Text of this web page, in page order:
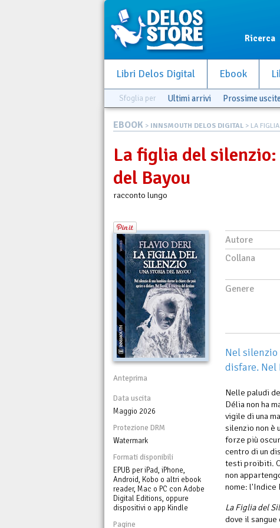
Ricerca
Libri Delos Digital Ebook
Sfoglia per Ultimi arrivi Prossime uscite
EBOOK > INNSMOUTH DELOS DIGITAL > LA
La figlia del
del Bayou
racconto lungo
Anteprima
Data uscita
Maggio 2026
Protezione DRM
Watermark
Formati disponibili
EPUB per iPad, iPhone,
Android, Kobo o altri ebook
reader, Mac o PC con Adobe
Digital Editions, oppure
dispositivi o app Kindle
Pagine
Autore
Collana
Genere
Nel
disfare. Nel
Nelle paludi
Délia non ha
vigile di una
silenzio non è
forze più
centro di un
testi proibiti.
non
nome: l'Indice
La Figlia del
dove il